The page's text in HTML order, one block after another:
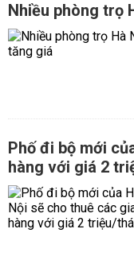
Nhiều phòng trọ
Phố đi bộ mới
hàng với giá 2